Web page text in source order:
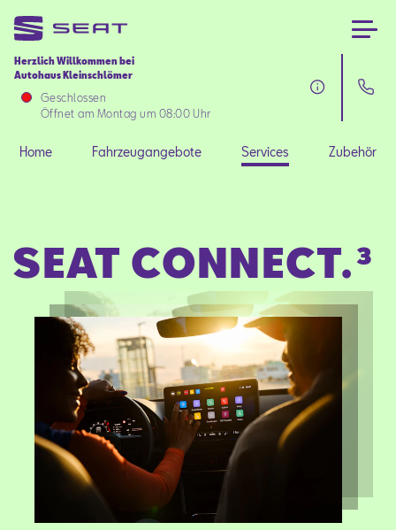
Herzlich Willkommen bei
Autohaus Kleinschlömer
Geschlossen
Öffnet am Montag um 08:00 Uhr
Home
Fahrzeugangebote
Zubehör
SEAT FOR BUSINESS
Über uns
Aktionen
Home Fahrzeugangebote Services Zubehör
SEAT CONNECT.³